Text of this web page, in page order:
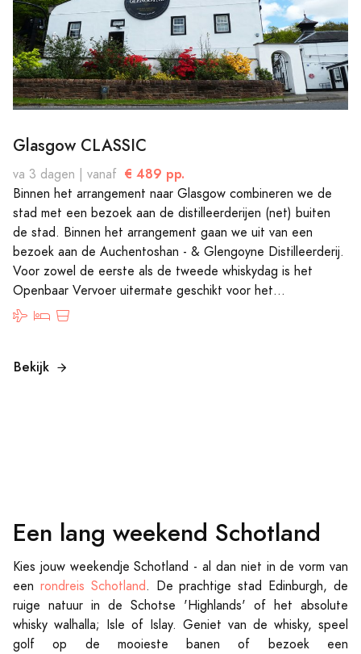
Glasgow CLASSIC
va 3 dagen | vanaf € 489 pp.
Binnen het arrangement naar Glasgow combineren we de
stad met een bezoek aan de distilleerderijen (net) buiten
de stad. Binnen het arrangement gaan we uit van een
bezoek aan de Auchentoshan - & Glengoyne Distilleerderij.
Voor zowel de eerste als de tweede whiskydag is het
Openbaar Vervoer uitermate geschikt voor het...
Bekijk
Een lang weekend Schotland
Kies jouw weekendje Schotland - al dan niet in de vorm van
een rondreis Schotland. De prachtige stad Edinburgh, de
ruige natuur in de Schotse 'Highlands' of het absolute
whisky walhalla; Isle of Islay. Geniet van de whisky, speel
golf op de mooieste banen of bezoek een